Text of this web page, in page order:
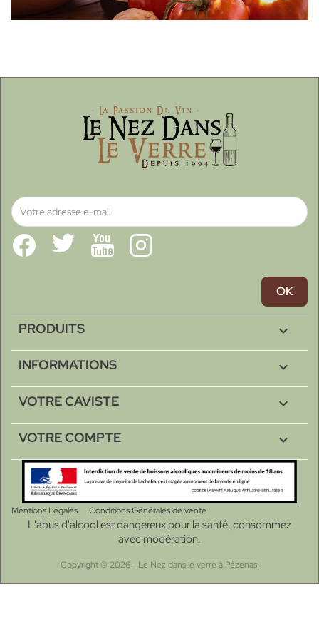
FacebookTwitter YouTube
PRODUITS 
INFORMATIONS 
VOTRE CAVISTE 
VOTRE COMPTE 
Mentions Légales Conditions Générales de vente
L'abus d'alcool est dangereux pour la santé, consommez
avec modération.
Copyright © 2026 - Le Nez dans le verre à Pézenas.